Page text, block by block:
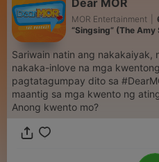
MOR Entertainment
“Singsing” (The Amy
Sariwain natin ang nakakaiyak,
nakaka-inlove na mga
pagtatagumpay dito sa
maantig sa mga kwento ng ating
Anong kwento mo?